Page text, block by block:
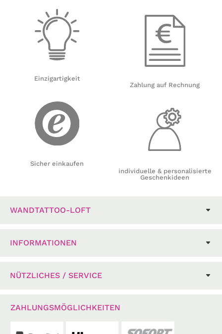
Einzigartigkeit
Sicher einkaufen
Zahlung auf Rechnung
individuelle & personalisierte
Geschenkideen
WANDTATTOO-LOFT
INFORMATIONEN
NÜTZLICHES / SERVICE
ZAHLUNGSMÖGLICHKEITEN